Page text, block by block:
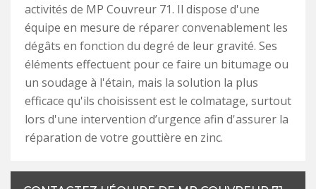
activités de MP Couvreur 71. Il dispose d'une
équipe en mesure de réparer convenablement les
dégâts en fonction du degré de leur gravité. Ses
éléments effectuent pour ce faire un bitumage ou
un soudage à l'étain, mais la solution la plus
efficace qu'ils choisissent est le colmatage, surtout
lors d'une intervention d’urgence afin d'assurer la
réparation de votre gouttière en zinc.